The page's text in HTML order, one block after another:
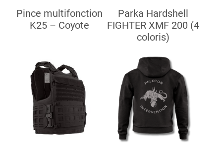
Pince multifonction
K25 – Coyote
Parka Hardshell
FIGHTER XMF 200 (4
coloris)